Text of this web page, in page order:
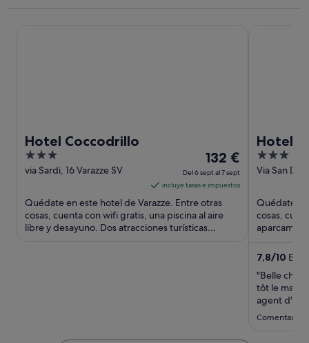
Hotel Coccodrillo
3
out
5
via Sardi, 16 Varazze SV
El
precio
es
de
132 €
por
132 €
Del 6 sept al 7 sept
incluye tasas e impuestos
Quédate en este hotel de Varazze. Entre otras
cosas, cuenta con wifi gratis, una piscina al aire
libre y desayuno. Dos atracciones turísticas
Hotel
3
out
5
Via San
Quédate
cosas,
7,8/10
"Belle
tôt le
agent
du petit
Comentario